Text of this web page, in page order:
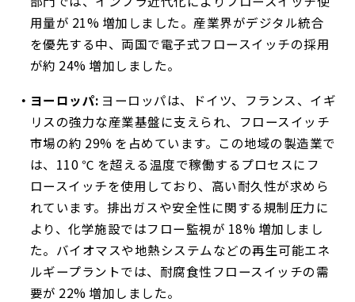
用量が 21% 増加しました。産業界がデジタル統合
を優先する中、両国で電子式フロースイッチの採用
が約 24% 増加しました。
ヨーロッパ: ヨーロッパは、ドイツ、フランス、イギ
リスの強力な産業基盤に支えられ、フロースイッチ
市場の約 29% を占めています。この地域の製造業で
は、110 ℃ を超える温度で稼働するプロセスにフ
ロースイッチを使用しており、高い耐久性が求めら
れています。排出ガスや安全性に関する規制圧力に
より、化学施設ではフロー監視が 18% 増加しまし
た。バイオマスや地熱システムなどの再生可能エネ
ルギープラントでは、耐腐食性フロースイッチの需
要が 22% 増加しました。